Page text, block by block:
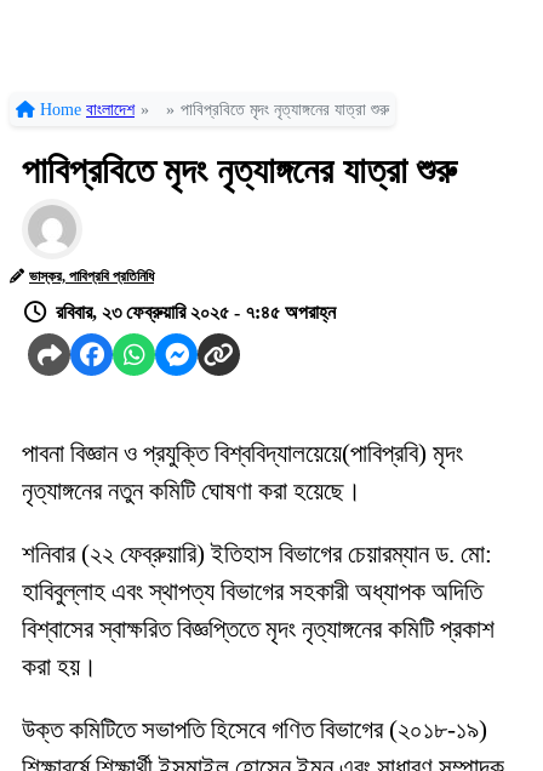
Home বাংলাদেশ » » পাবিপ্রবিতে মৃদং নৃত্যাঙ্গনের যাত্রা শুরু
পাবিপ্রবিতে মৃদং নৃত্যাঙ্গনের যাত্রা শুরু
ভাস্কর, পাবিপ্রবি প্রতিনিধি
রবিবার, ২৩ ফেব্রুয়ারি ২০২৫ - ৭:৪৫ অপরাহ্ন
পাবনা বিজ্ঞান ও প্রযুক্তি বিশ্ববিদ্যালয়েয়ে(পাবিপ্রবি) মৃদং
নৃত্যাঙ্গনের নতুন কমিটি ঘোষণা করা হয়েছে।
শনিবার (২২ ফেব্রুয়ারি) ইতিহাস বিভাগের চেয়ারম্যান ড. মো:
হাবিবুল্লাহ এবং স্থাপত্য বিভাগের সহকারী অধ্যাপক অদিতি
বিশ্বাসের স্বাক্ষরিত বিজ্ঞপ্তিতে মৃদং নৃত্যাঙ্গনের কমিটি প্রকাশ
করা হয়।
উক্ত কমিটিতে সভাপতি হিসেবে গণিত বিভাগের (২০১৮-১৯)